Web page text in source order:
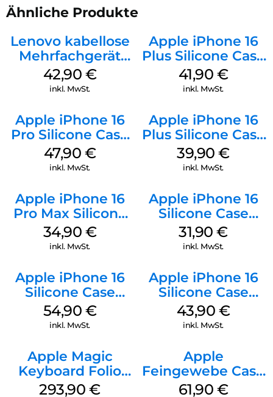
Ähnliche Produkte
Lenovo kabellose
Mehrfachgerät
Luna Grey
42,90 €
inkl. MwSt.
Apple iPhone 16
Plus Silicone Case
MagSafe Stone
Gray
41,90 €
inkl. MwSt.
Apple iPhone 16
Pro Silicone Case
MagSafe Denim
47,90 €
inkl. MwSt.
Apple iPhone 16
Plus Silicone Case
MagSafe Plum
39,90€
inkl. MwSt.
Apple iPhone 16
Pro Max Silicone
Case MagSafe
Denim
34,90 €
inkl. MwSt.
Apple iPhone 16
Silicone Case
MagSafe Fuchsia
31,90€
inkl. MwSt.
Apple iPhone 16
Silicone Case
MagSafe Black
54,90 €
inkl. MwSt.
Apple iPhone 16
Silicone Case
MagSafe Plum
43,90 €
inkl. MwSt.
Apple Magic
Keyboard Folio
iPad 10.9″ (10.Gen.)
293,90€
Apple
Feingewebe Case
iPhone 15 Pro
61,90 €